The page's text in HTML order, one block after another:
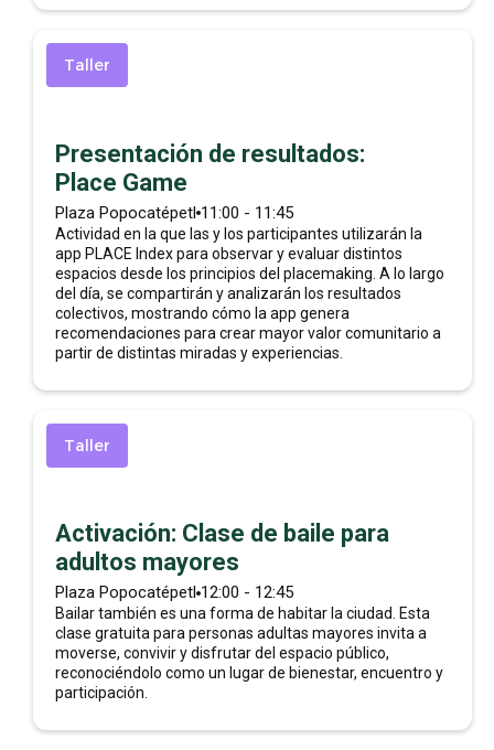
6:30 - 8:45
Salida
Casa UC
8:45 - 9:00
Taller
Presentación de resultados:
Place Game
Plaza Popocatépetl 11:00 - 11:45
Actividad en la que las y los participantes utilizarán la
app PLACE Index para observar y evaluar distintos
espacios desde los principios del placemaking. A lo largo
del día, se compartirán y analizarán los resultados
colectivos, mostrando cómo la app genera
recomendaciones para crear mayor valor comunitario a
partir de distintas miradas y experiencias.
Taller
Activación: Clase de baile para
adultos mayores
Plaza Popocatépetl 12:00 - 12:45
Bailar también es una forma de habitar la ciudad. Esta
clase gratuita para personas adultas mayores invita a
moverse, convivir y disfrutar del espacio público,
reconociéndolo como un lugar de bienestar, encuentro y
participación.